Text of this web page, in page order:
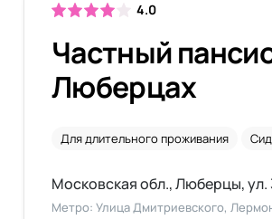
4.0
Частный
Люберцах
Для длительного проживания
Московская обл., Люберцы,
Метро: Улица Дмитриевского,